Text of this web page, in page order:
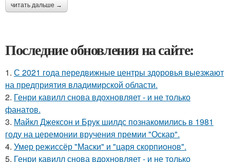
читать дальше →
Последние обновления на сайте:
1. С 2021 года передвижные центры здоровья выезжают
на предприятия владимирской области.
2. Генри кавилл снова вдохновляет - и не только
фанатов.
3. Майкл Джексон и Брук шилдс познакомились в 1981
году на церемонии вручения премии "Оскар".
4. Умер режиссёр "Маски" и "царя скорпионов".
5. Генри кавилл снова вдохновляет - и не только